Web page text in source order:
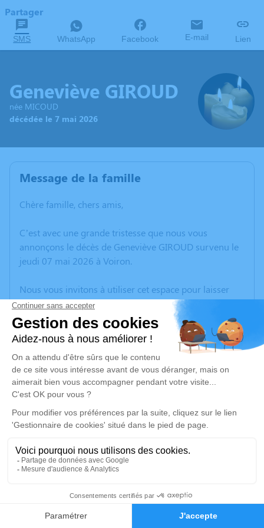
Faire-part Hommages
Partager
SMS WhatsApp Facebook E-mail Lien
Geneviève GIROUD
née MICOUD
décédée le 7 mai 2026
Message de la famille
Chère famille, chers amis,
C’est avec une grande tristesse que nous vous
annonçons le décès de Geneviève GIROUD survenu le
jeudi 07 mai 2026 à Voiron.
Nous vous invitons à utiliser cet espace pour laisser
vos condoléances, partager des photos souvenirs, une
anecdote ou exprimer vos pensées à travers des
poèmes ou des textes. Cet endroit est un lieu
d'expression dédié à honorer la mémoire de Geneviève
GIROUD.
Un service de plantation d’arbre hommage est
disponible ici.
Je rends hommage
Cérémonie
Eglise Notre Dame de l'Assomption 24 Chemin de
l'Église